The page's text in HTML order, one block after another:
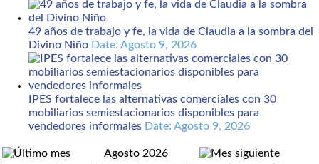
49 años de trabajo y fe, la vida de Claudia a la sombra del
Divino Niño Date: Agosto 9, 2026
IPES fortalece las alternativas comerciales con 30
mobiliarios semiestacionarios disponibles para
vendedores informales Date: Agosto 9, 2026
Agosto 2026